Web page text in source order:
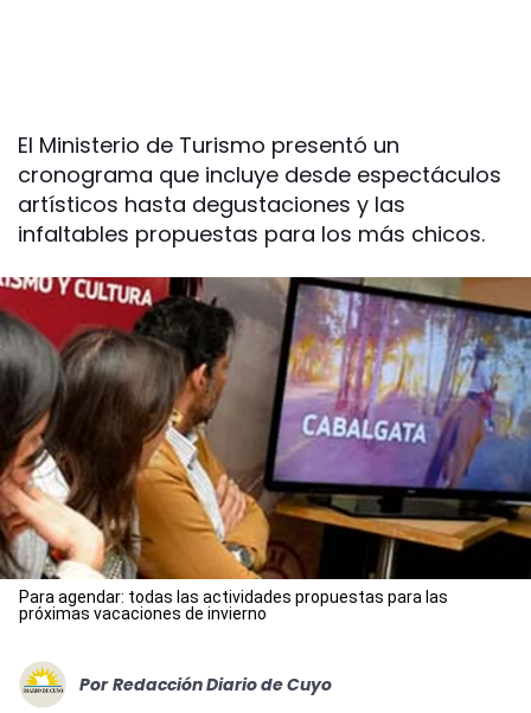
El Ministerio de Turismo presentó un
cronograma que incluye desde espectáculos
artísticos hasta degustaciones y las
infaltables propuestas para los más chicos.
Para agendar: todas las actividades propuestas para las
próximas vacaciones de invierno
Por Redacción Diario de Cuyo